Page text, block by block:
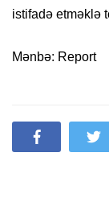
istifadə etməklə
Mənbə: Report